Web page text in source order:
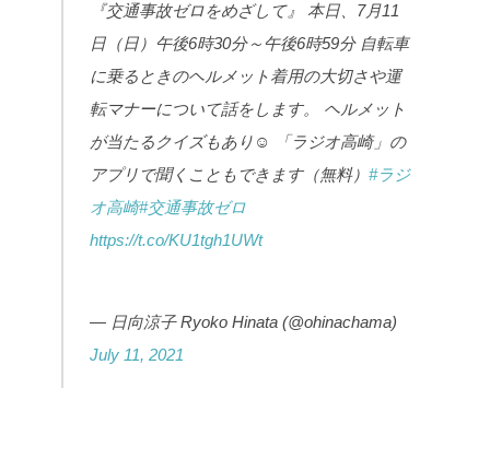
『交通事故ゼロをめざして』
本日、7月11
日（日）午後6時30分～午後6時59分自転車
に乗るときのヘルメット着用の大切さや運
転マナーについて話をします。
ヘルメット
が当たるクイズもあり☺
「ラジオ高崎」の
アプリで聞くこともできます（無料） #ラジ
オ高崎#交通事故ゼロ
https://t.co/KU1tgh1UWt
— 日向涼子 Ryoko Hinata (@ohinachama)
July 11, 2021